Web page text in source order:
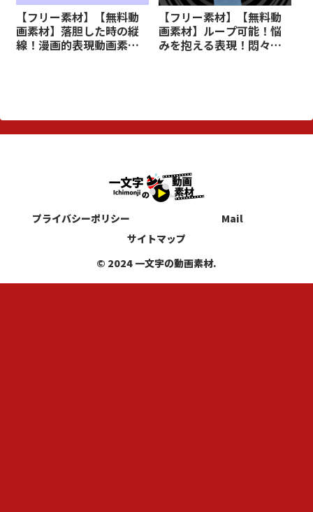
【フリー素材】【無料動
画素材】落胆した時の縦
線！漫画的表現動画素材
【フリー素材】【無料動
画素材】ループ可能！悩
みを抱える表現！悶々と
プライバシーポリシー
Mail
サイトマップ
© 2024 一文字の動画素材.